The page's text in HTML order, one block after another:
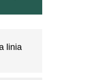
linia